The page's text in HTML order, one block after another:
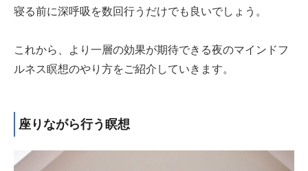
寝る前に深呼吸を数回行うだけでも良いでしょう。
これから、より一層の効果が期待できる夜のマインドフ
ルネス瞑想のやり方をご紹介していきます。
座りながら行う瞑想